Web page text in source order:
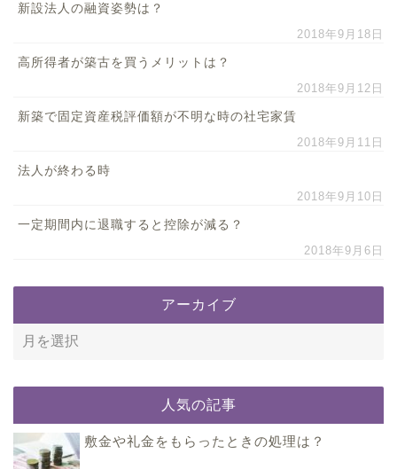
新設法人の融資姿勢は？
2018年9月18日
高所得者が築古を買うメリットは？
2018年9月12日
新築で固定資産税評価額が不明な時の社宅家賃
2018年9月11日
法人が終わる時
2018年9月10日
一定期間内に退職すると控除が減る？
2018年9月6日
アーカイブ
人気の記事
敷金や礼金をもらったときの処理は？